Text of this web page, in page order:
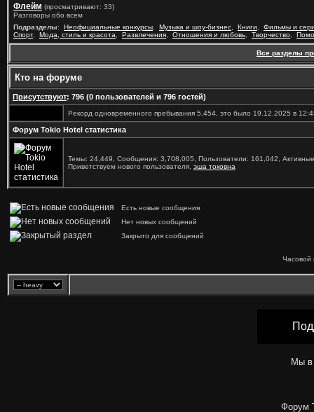
Флейм (просматривают: 33)
Разговоры обо всем
Подразделы: Неофициальные конкурсы Музыка и шоу-бизнес Книги
Фильмы и
Спорт, Мода, стиль и красота Развлечения Отношения и любовь Творчество
Все разделы
Кто на форуме
Присутствуют: 796 (0 пользователей и 796 гостей)
Рекорд одновременного пребывания 5,454, это было 19.12.2025 в
Форум Tokio Hotel статистика
Темы: 24,449, Сообщения: 3,708,005, Пользователи: 161,042,
Приветствуем нового пользователя, эша токовна
Есть новые сообщения
Нет новых сообщений
Закрыто для сообщений
Часовой
Мы в
Форум